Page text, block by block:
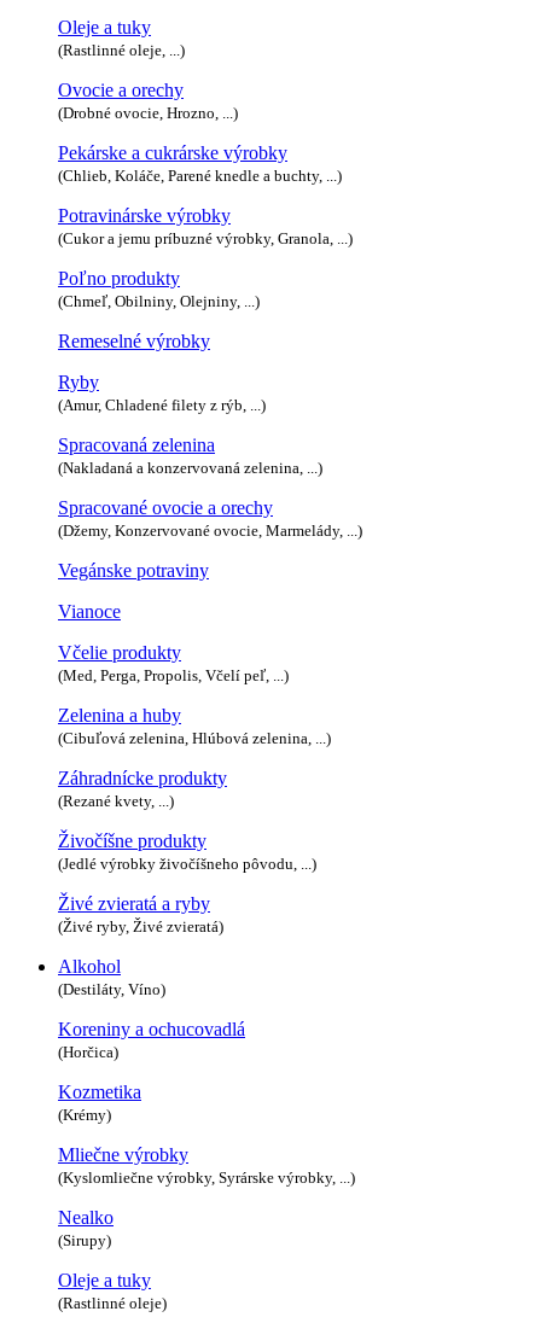
Oleje a tuky
(Rastlinné oleje, ...)
Ovocie a orechy
(Drobné ovocie, Hrozno, ...)
Pekárske a cukrárske výrobky
(Chlieb, Koláče, Parené knedle a buchty, ...)
Potravinárske výrobky
(Cukor a jemu príbuzné výrobky, Granola, ...)
Poľno produkty
(Chmeľ, Obilniny, Olejniny, ...)
Remeselné výrobky
Ryby
(Amur, Chladené filety z rýb, ...)
Spracovaná zelenina
(Nakladaná a konzervovaná zelenina, ...)
Spracované ovocie a orechy
(Džemy, Konzervované ovocie, Marmelády, ...)
Vegánske potraviny
Vianoce
Včelie produkty
(Med, Perga, Propolis, Včelí peľ, ...)
Zelenina a huby
(Cibuľová zelenina, Hlúbová zelenina, ...)
Záhradnícke produkty
(Rezané kvety, ...)
Živočíšne produkty
(Jedlé výrobky živočíšneho pôvodu, ...)
Živé zvieratá a ryby
(Živé ryby, Živé zvieratá)
Alkohol
(Destiláty, Víno)
Koreniny a ochucovadlá
(Horčica)
Kozmetika
(Krémy)
Mliečne výrobky
(Kyslomliečne výrobky, Syrárske výrobky, ...)
Nealko
(Sirupy)
Oleje a tuky
(Rastlinné oleje)